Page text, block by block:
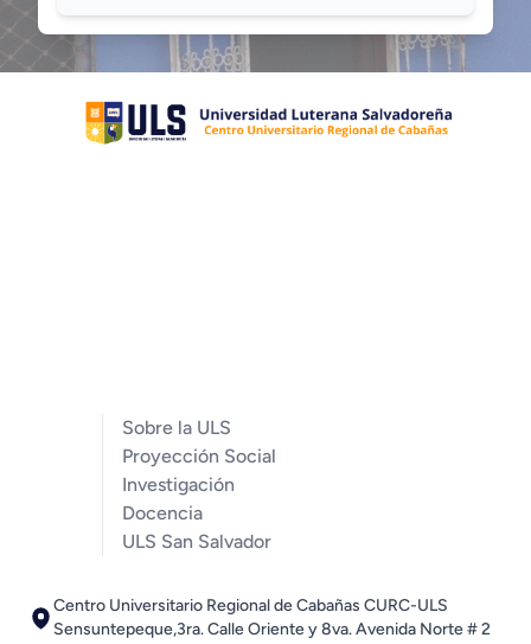
Sobre la ULS
Proyección Social
Investigación
Docencia
ULS San Salvador
Centro Universitario Regional de Cabañas CURC-ULS
Sensuntepeque,3ra. Calle Oriente y 8va. Avenida Norte # 2